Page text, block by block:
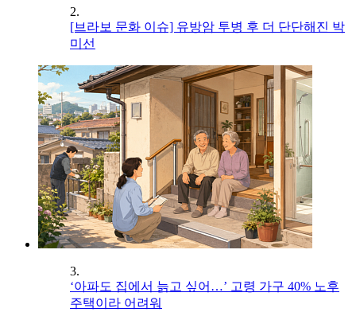
2.
[브라보 문화 이슈] 유방암 투병 후 더 단단해진 박
미선
3.
‘아파도 집에서 늙고 싶어…’ 고령 가구 40% 노후
주택이라 어려워